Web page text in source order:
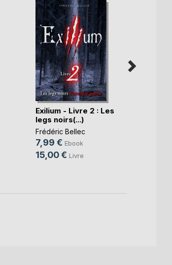
Exilium - Livre 2 : Les
legs noirs(...)
Frédéric Bellec
7,99 € Ebook
15,00 € Livre